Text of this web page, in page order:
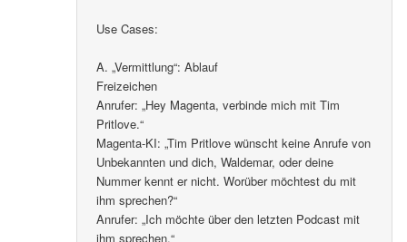
Use Cases:
A. „Vermittlung“: Ablauf
Freizeichen
Anrufer: „Hey Magenta, verbinde mich mit Tim
Pritlove.“
Magenta-KI: „Tim Pritlove wünscht keine Anrufe von
Unbekannten und dich, Waldemar, oder deine
Nummer kennt er nicht. Worüber möchtest du mit
ihm sprechen?“
Anrufer: „Ich möchte über den letzten Podcast mit
ihm sprechen.“